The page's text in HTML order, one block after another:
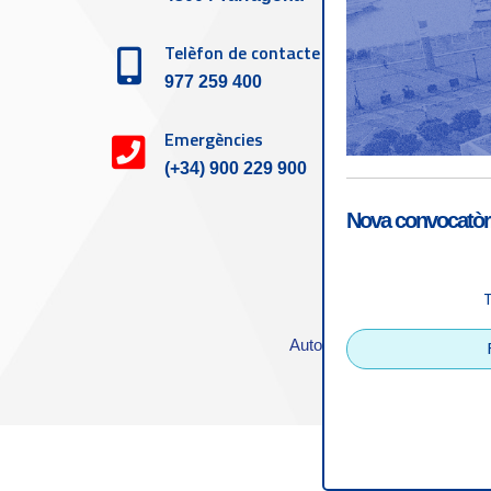
Telèfon de contacte
977 259 400
Emergències
(+34) 900 229 900
Autoritat Portuària de
Nova